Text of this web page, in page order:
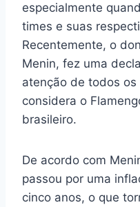
especialmente
times e suas
Recentemente, o
Menin, fez uma
atenção de todos
considera o
brasileiro.
De acordo com
passou por uma
cinco anos, o que